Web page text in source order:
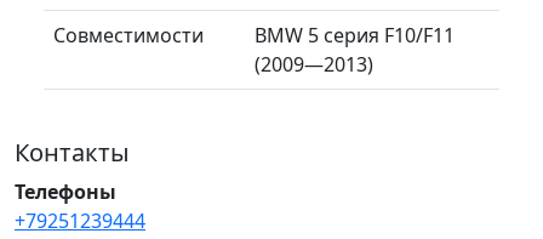
Совместимости
BMW 5 серия F10/F11
(2009—2013)
Контакты
Телефоны
+79251239444